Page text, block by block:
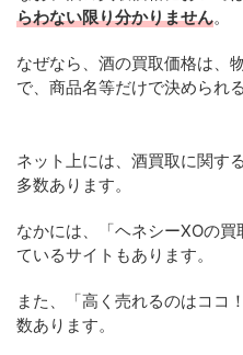
らわない限り分かりません。
なぜなら、酒の買取価格は、
で、商品名等だけで決められ
ネット上には、酒買取に関す
多数あります。
なかには、「ヘネシーXOの
ているサイトもあります。
また、「高く売れるのはココ
数あります。